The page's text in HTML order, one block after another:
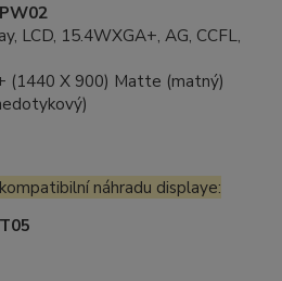
LCD, 15.4WXGA+, AG, CCFL,
(1440 X 900) Matte (matný)
náhradu displaye: